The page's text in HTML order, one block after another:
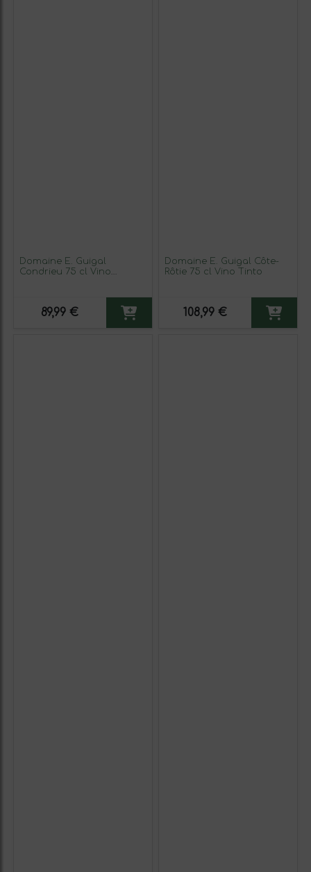
Domaine E. Guigal
Condrieu 75 cl Vino
89,99 €
Domaine E. Guigal Côte-
Rôtie 75 cl Vino Tinto
108,99 €